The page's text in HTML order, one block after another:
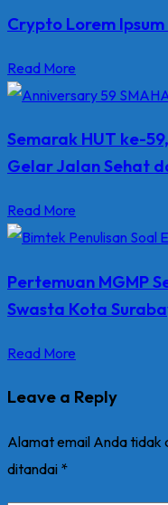
Crypto Lorem
Read More
Semarak HUT ke-
Gelar Jalan Sehat
Read More
Pertemuan MGMP
Swasta Kota
Read More
Leave a Reply
Alamat email Anda tidak
ditandai *